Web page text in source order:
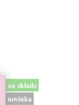
na sklade
novinka